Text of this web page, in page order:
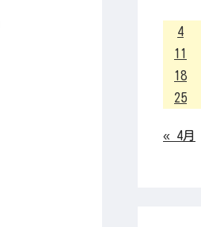
4
11
18
25
« 4月